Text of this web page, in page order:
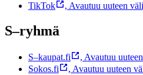
TikTok
, Avautuu uuteen
S–ryhmä
S–kaupat.fi , Avautuu
Sokos.fi
, Avautuu uuteen